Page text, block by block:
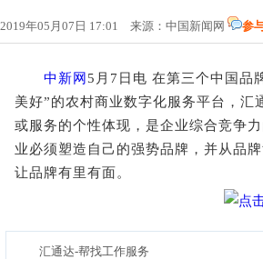
2019年05月07日 17:01 来源： 中国新闻网 参
中新网 5月7日电 在第三个中国品
美好”的农村商业数字化服务平台，汇
或服务的个性体现，是企业综合竞争
业必须塑造自己的强势品牌，并从品
让品牌有里有面。
汇通达-帮找工作服务